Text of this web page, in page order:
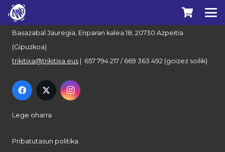
Euskal Herriko Trikitixa Elkartea
Basazabal Jauregia, Enparan kalea 18, 20730 Azpeitia
(Gipuzkoa)
trikitixa@trikitixa.eus | 657 794 217 / 669 363 492 (goizez soilik)
Lege oharra
Pribatutasun politika